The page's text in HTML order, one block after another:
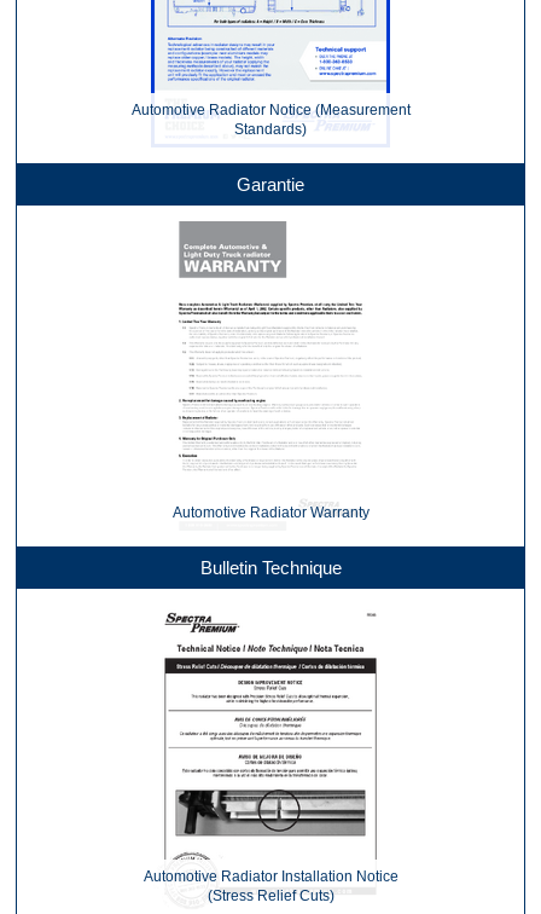
Automotive Radiator Notice (Measurement
Standards)
Garantie
Automotive Radiator Warranty
Bulletin Technique
Automotive Radiator Installation Notice
(Stress Relief Cuts)